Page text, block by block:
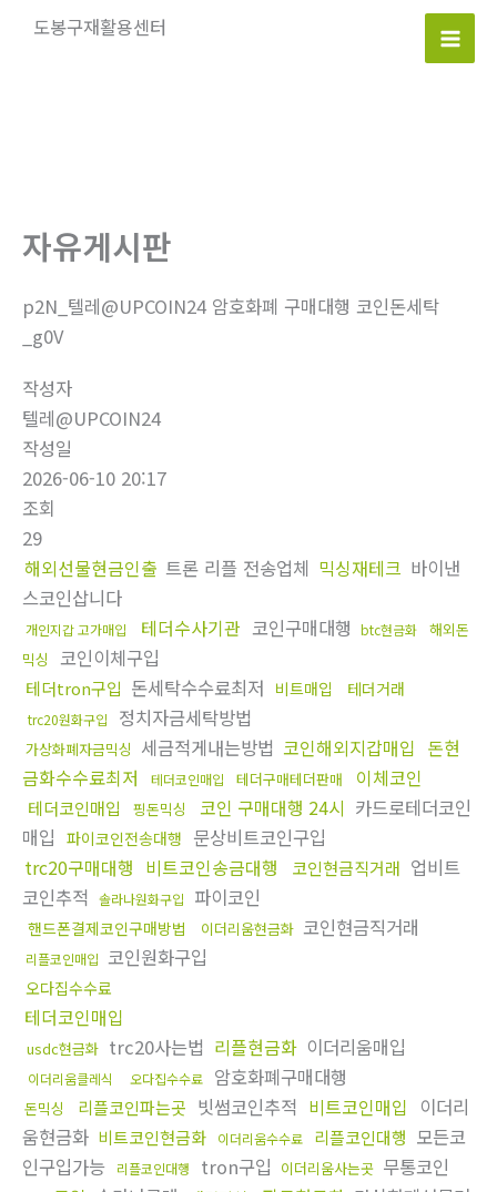
도봉구재활용센터
Main
자유게시판
p2N_텔레@UPCOIN24 암호화폐 구매대행 코인돈세탁
_g0V
작성자
텔레@UPCOIN24
작성일
2026-06-10 20:17
조회
29
해외선물현금인출 트론 리플 전송업체 믹싱재테크 바이낸
스코인삽니다
개인지갑 고가매입 테더수사기관 코인구매대행 btc현금화
해외돈
믹싱
코인이체구입
테더tron구입 돈세탁수수료최저 비트매입 테더거래
trc20원화구입 정치자금세탁방법
가상화폐자금믹싱 세금적게내는방법 코인해외지갑매입 돈현
금화수수료최저
테더코인매입 테더구매테더판매 이체코인
테더코인매입 핑돈믹싱 코인 구매대행 24시 카드로테더코인
매입 파이코인전송대행 문상비트코인구입
trc20구매대행 비트코인송금대행 코인현금직거래 업비트
코인추적
솔라나원화구입 파이코인
핸드폰결제코인구매방법 이더리움현금화 코인현금직거래
리플코인매입 코인원화구입
오다집수수료
테더코인매입
usdc현금화 trc20사는법 리플현금화 이더리움매입
이더리움클레식 오다집수수료 암호화폐구매대행
돈믹싱 리플코인파는곳 빗썸코인추적 비트코인매입 이더리
움현금화 비트코인현금화 이더리움수수료 리플코인대행 모든코
인구입가능
리플코인대행 tron구입 이더리움사는곳 무통코인